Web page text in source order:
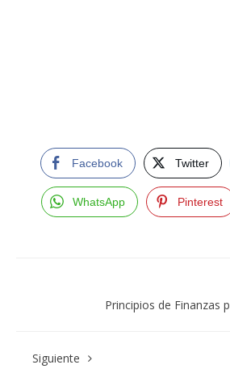
Facebook Twitter
WhatsApp Pinterest
Principios de Finanzas
Siguiente